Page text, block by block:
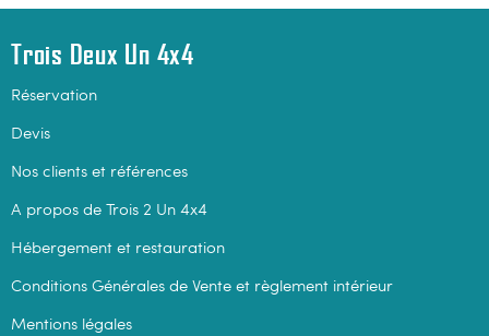
Trois Deux Un 4x4
Réservation
Devis
Nos clients et références
A propos de Trois 2 Un 4x4
Hébergement et restauration
Conditions Générales de Vente et règlement intérieur
Mentions légales